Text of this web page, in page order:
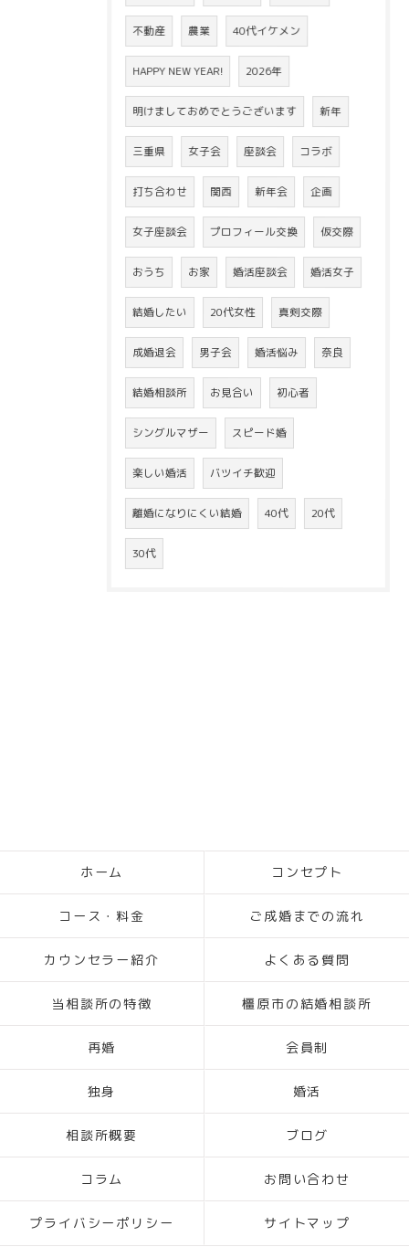
不動産 農業 40代イケメン
HAPPY NEW YEAR! 2026年
明けましておめでとうございます 新年
三重県 女子会 座談会 コラボ
打ち合わせ 関西 新年会 企画
女子座談会 プロフィール交換 仮交際
おうち お家 婚活座談会 婚活女子
結婚したい 20代女性 真剣交際
成婚退会 男子会 婚活悩み 奈良
結婚相談所 お見合い 初心者
シングルマザー スピード婚
楽しい婚活 バツイチ歓迎
離婚になりにくい結婚 40代 20代
30代
ホーム コンセプト
コース・料金 ご成婚までの流れ
カウンセラー紹介 よくある質問
当相談所の特徴 橿原市の結婚相談所
再婚 会員制
独身 婚活
相談所概要 ブログ
コラム お問い合わせ
プライバシーポリシー サイトマップ